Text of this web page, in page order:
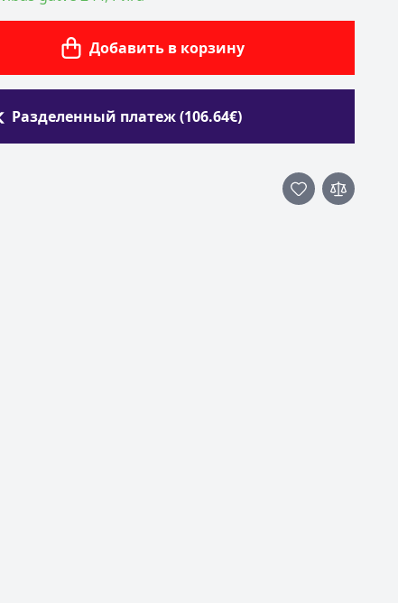
Добавить в корзину
Разделенный платеж (106.64€)